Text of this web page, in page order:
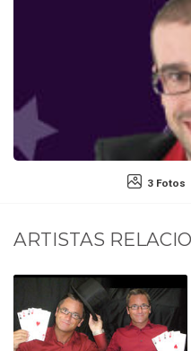
3 Fotos
ARTISTAS